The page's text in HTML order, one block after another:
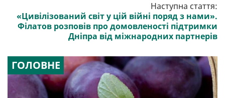
Наступна стаття:
«Цивілізований світ у цій війні поряд з нами».
Філатов розповів про домовленості підтримки
Дніпра від міжнародних партнерів
ГОЛОВНЕ